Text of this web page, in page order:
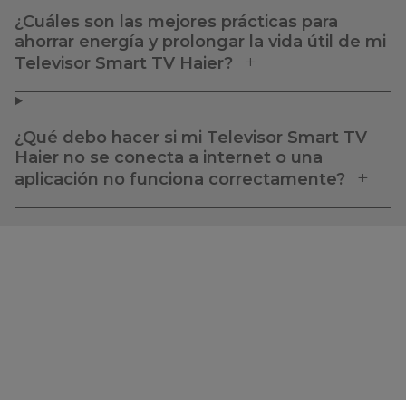
¿Cuáles son las mejores prácticas para
ahorrar energía y prolongar la vida útil de mi
Televisor Smart TV Haier?
¿Qué debo hacer si mi Televisor Smart TV
Haier no se conecta a internet o una
aplicación no funciona correctamente?